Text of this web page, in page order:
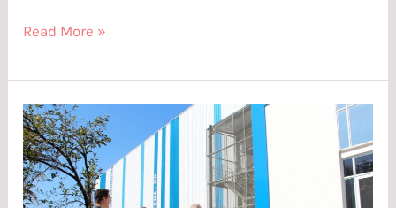
Read More »
Comitê
internacional
da
FAPESP